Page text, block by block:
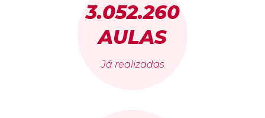
3.052.260
AULAS
Já realizadas